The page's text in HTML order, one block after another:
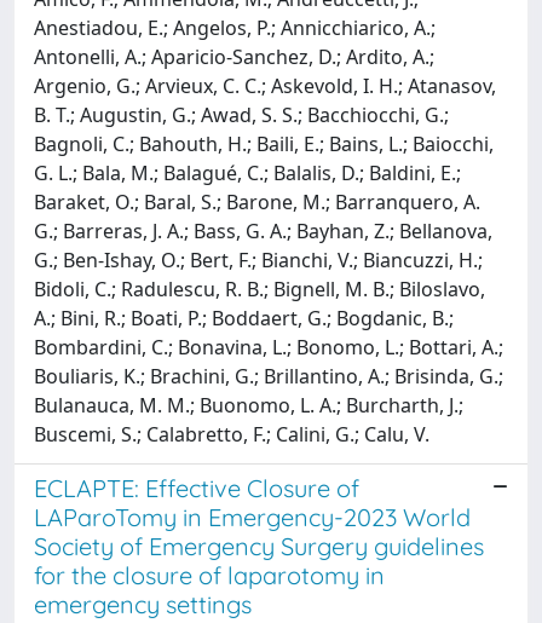
Anestiadou, E.; Angelos, P.; Annicchiarico, A.;
Antonelli, A.; Aparicio-Sanchez, D.; Ardito, A.;
Argenio, G.; Arvieux, C. C.; Askevold, I. H.; Atanasov,
B. T.; Augustin, G.; Awad, S. S.; Bacchiocchi, G.;
Bagnoli, C.; Bahouth, H.; Baili, E.; Bains, L.; Baiocchi,
G. L.; Bala, M.; Balagué, C.; Balalis, D.; Baldini, E.;
Baraket, O.; Baral, S.; Barone, M.; Barranquero, A.
G.; Barreras, J. A.; Bass, G. A.; Bayhan, Z.; Bellanova,
G.; Ben-Ishay, O.; Bert, F.; Bianchi, V.; Biancuzzi, H.;
Bidoli, C.; Radulescu, R. B.; Bignell, M. B.; Biloslavo,
A.; Bini, R.; Boati, P.; Boddaert, G.; Bogdanic, B.;
Bombardini, C.; Bonavina, L.; Bonomo, L.; Bottari, A.;
Bouliaris, K.; Brachini, G.; Brillantino, A.; Brisinda, G.;
Bulanauca, M. M.; Buonomo, L. A.; Burcharth, J.;
Buscemi, S.; Calabretto, F.; Calini, G.; Calu, V.
ECLAPTE: Effective Closure of
LAParoTomy in Emergency-2023 World
Society of Emergency Surgery guidelines
for the closure of laparotomy in
emergency settings